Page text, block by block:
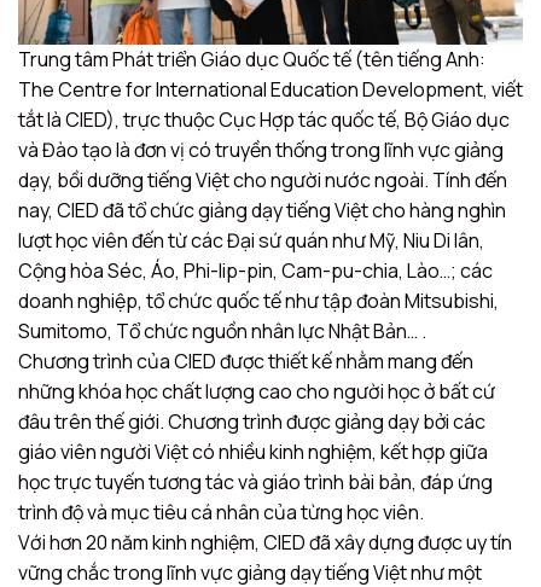
Trung tâm Phát triển Giáo dục Quốc tế (tên tiếng Anh:
The Centre for International Education Development, viết
tắt là CIED), trực thuộc Cục Hợp tác quốc tế, Bộ Giáo dục
và Đào tạo là đơn vị có truyền thống trong lĩnh vực giảng
dạy, bồi dưỡng tiếng Việt cho người nước ngoài. Tính đến
nay, CIED đã tổ chức giảng dạy tiếng Việt cho hàng nghìn
lượt học viên đến từ các Đại sứ quán như Mỹ, Niu Di lân,
Cộng hòa Séc, Áo, Phi-lip-pin, Cam-pu-chia, Lào…; các
doanh nghiệp, tổ chức quốc tế như tập đoàn Mitsubishi,
Sumitomo, Tổ chức nguồn nhân lực Nhật Bản… .
Chương trình của CIED được thiết kế nhằm mang đến
những khóa học chất lượng cao cho người học ở bất cứ
đâu trên thế giới. Chương trình được giảng dạy bởi các
giáo viên người Việt có nhiều kinh nghiệm, kết hợp giữa
học trực tuyến tương tác và giáo trình bài bản, đáp ứng
trình độ và mục tiêu cá nhân của từng học viên.
Với hơn 20 năm kinh nghiệm, CIED đã xây dựng được uy tín
vững chắc trong lĩnh vực giảng dạy tiếng Việt như một